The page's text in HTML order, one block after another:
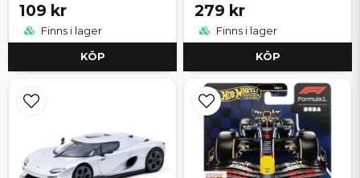
109 kr
Finns i lager
KÖP
279 kr
Finns i lager
KÖP